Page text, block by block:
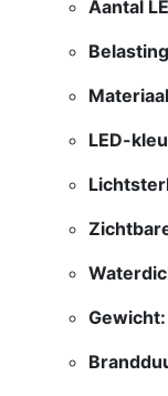
Aantal
LED-
Gewicht: